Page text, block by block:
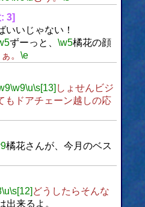
3]
いいじゃない！
ずーっと、 \w5橘花の顔
。 \e
\w9\u\s[13] しょせんビジ
もドアチェーン越しの応
橘花さんが、今月のベス
\u\s[12] どうしたらそんな
出来るよ。